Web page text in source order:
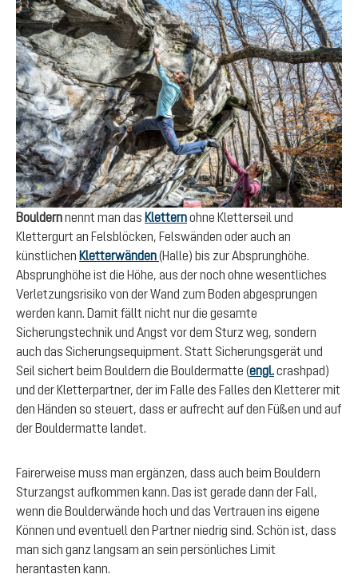
Bouldernnennt man das Kletternohne Kletterseil und
Klettergurt an Felsblöcken, Felswänden oder auch an
künstlichen Kletterwänden(Halle) bis zur Absprunghöhe.
Absprunghöhe ist die Höhe, aus der noch ohne wesentliches
Verletzungsrisiko von der Wand zum Boden abgesprungen
werden kann. Damit fällt nicht nur die gesamte
Sicherungstechnik und Angst vor dem Sturz weg, sondern
auch das Sicherungsequipment. Statt Sicherungsgerät und
Seil sichert beim Bouldern die Bouldermatte (engl.crashpad)
und der Kletterpartner, der im Falle des Falles den Kletterer mit
den Händen so steuert, dass er aufrecht auf den Füßen und auf
der Bouldermatte landet.
Fairerweise muss man ergänzen, dass auch beim Bouldern
Sturzangst aufkommen kann. Das ist gerade dann der Fall,
wenn die Boulderwände hoch und das Vertrauen ins eigene
Können und eventuell den Partner niedrig sind. Schön ist, dass
man sich ganz langsam an sein persönliches Limit
herantasten kann.